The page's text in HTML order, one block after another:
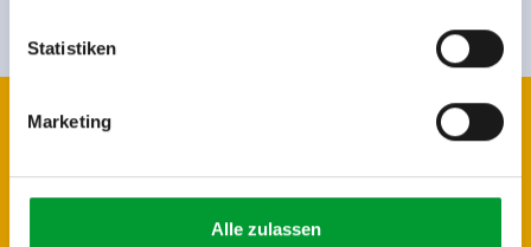
www.zillertalarena.com
Statistiken
Marketing
Alle zulassen